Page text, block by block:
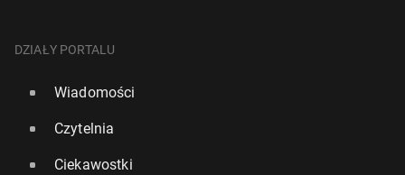
DZIAŁY PORTALU
Wiadomości
Czytelnia
Ciekawostki